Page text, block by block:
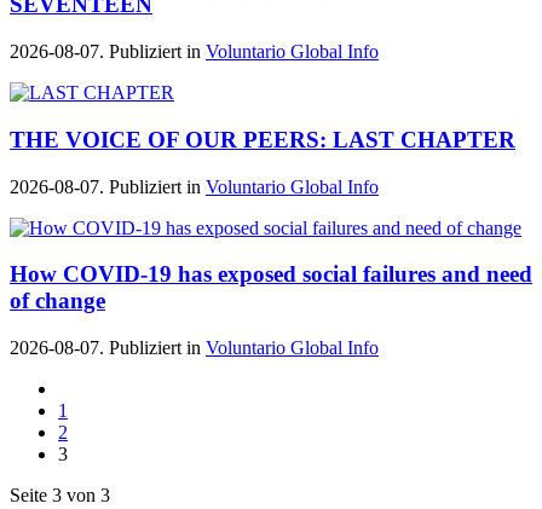
2026-08-07. Publiziert in Voluntario Global Info
THE VOICE OF OUR PEERS: LAST CHAPTER
2026-08-07. Publiziert in Voluntario Global Info
How COVID-19 has exposed social failures and need
of change
2026-08-07. Publiziert in Voluntario Global Info
1
2
3
Seite 3 von 3